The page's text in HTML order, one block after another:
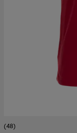
(48)